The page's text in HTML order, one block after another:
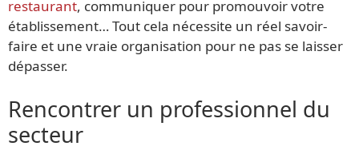
restaurant, communiquer pour promouvoir votre
établissement… Tout cela nécessite un réel savoir-
faire et une vraie organisation pour ne pas se laisser
dépasser.
Rencontrer un professionnel du
secteur